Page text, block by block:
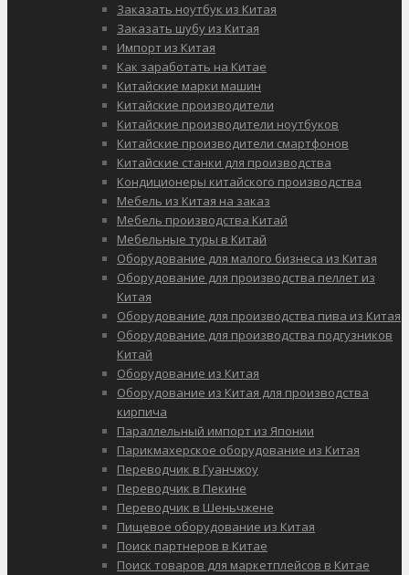
Заказать ноутбук из Китая
Заказать шубу из Китая
Импорт из Китая
Как заработать на Китае
Китайские марки машин
Китайские производители
Китайские производители ноутбуков
Китайские производители смартфонов
Китайские станки для производства
Кондиционеры китайского производства
Мебель из Китая на заказ
Мебель производства Китай
Мебельные туры в Китай
Оборудование для малого бизнеса из Китая
Оборудование для производства пеллет из
Китая
Оборудование для производства пива из Китая
Оборудование для производства подгузников
Китай
Оборудование из Китая
Оборудование из Китая для производства
кирпича
Параллельный импорт из Японии
Парикмахерское оборудование из Китая
Переводчик в Гуанчжоу
Переводчик в Пекине
Переводчик в Шеньчжене
Пищевое оборудование из Китая
Поиск партнеров в Китае
Поиск товаров для маркетплейсов в Китае